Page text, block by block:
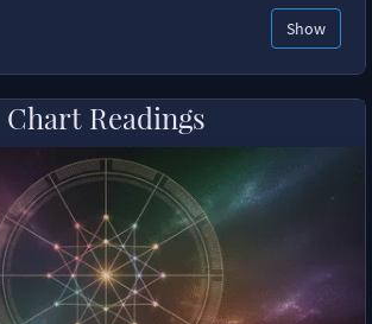
Show
Chart Readings